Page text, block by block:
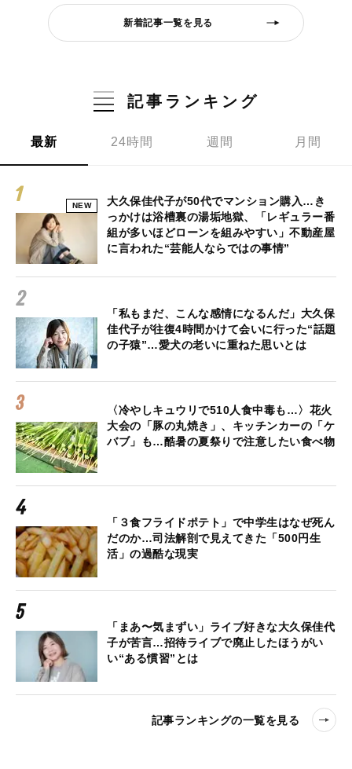
新着記事一覧を見る
記事ランキング
最新 24時間 週間 月間
NEW
大久保佳代子が50代でマンション購入…き
っかけは浴槽裏の湯垢地獄、「レギュラー番
組が多いほどローンを組みやすい」不動産屋
に言われた“芸能人ならではの事情”
「私もまだ、こんな感情になるんだ」大久保
佳代子が往復4時間かけて会いに行った“話題
の子猿”…愛犬の老いに重ねた思いとは
〈冷やしキュウリで510人食中毒も…〉花火
大会の「豚の丸焼き」、キッチンカーの「ケ
バブ」も…酷暑の夏祭りで注意したい食べ物
「３食フライドポテト」で中学生はなぜ死ん
だのか…司法解剖で見えてきた「500円生
活」の過酷な現実
「まあ〜気まずい」ライブ好きな大久保佳代
子が苦言…招待ライブで廃止したほうがい
い“ある慣習”とは
記事ランキングの一覧を見る